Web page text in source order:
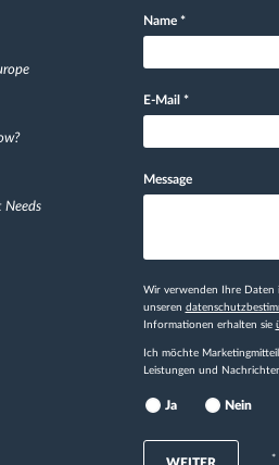
Needs
Name *
E-Mail *
Message
Wir verwenden Ihre Daten
unseren
Informationen erhalten sie
Ich möchte
Leistungen und
Ja Nein
WEITER *